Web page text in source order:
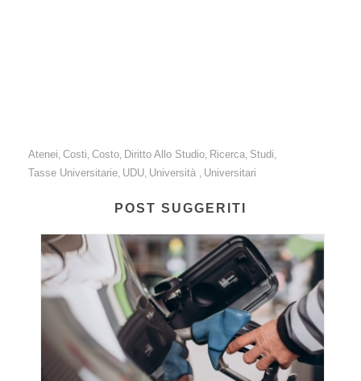
Atenei, Costi, Costo, Diritto Allo Studio, Ricerca, Studi,
Tasse Universitarie, UDU, Università , Universitari
POST SUGGERITI